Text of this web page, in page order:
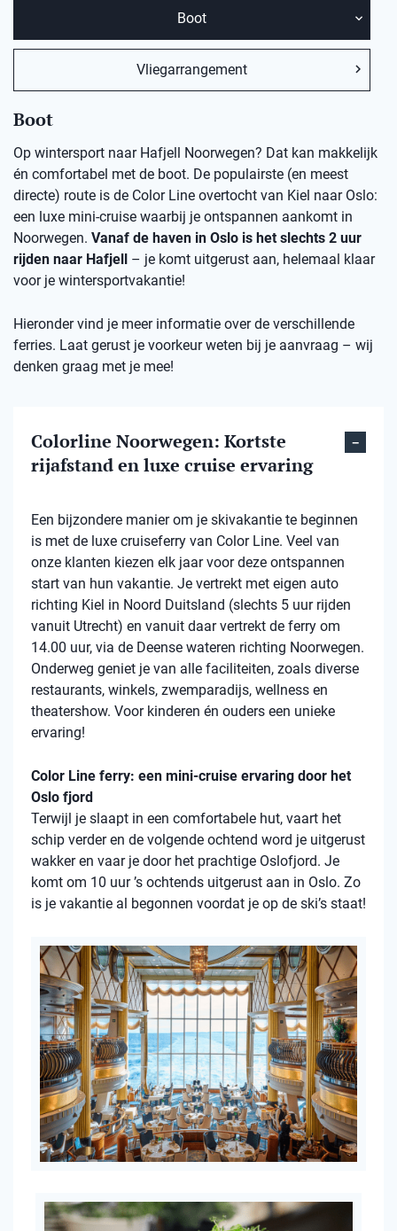
Boot
Vliegarrangement
Boot
Op wintersport naar Hafjell Noorwegen? Dat kan makkelijk
én comfortabel met de boot. De populairste (en meest
directe) route is de Color Line overtocht van Kiel naar Oslo:
een luxe mini-cruise waarbij je ontspannen aankomt in
Noorwegen. Vanaf de haven in Oslo is het slechts 2 uur
rijden naar Hafjell – je komt uitgerust aan, helemaal klaar
voor je wintersportvakantie!
Hieronder vind je meer informatie over de verschillende
ferries. Laat gerust je voorkeur weten bij je aanvraag – wij
denken graag met je mee!
Colorline Noorwegen: Kortste
rijafstand en luxe cruise ervaring
Een bijzondere manier om je skivakantie te beginnen
is met de luxe cruiseferry van Color Line. Veel van
onze klanten kiezen elk jaar voor deze ontspannen
start van hun vakantie. Je vertrekt met eigen auto
richting Kiel in Noord Duitsland (slechts 5 uur rijden
vanuit Utrecht) en vanuit daar vertrekt de ferry om
14.00 uur, via de Deense wateren richting Noorwegen.
Onderweg geniet je van alle faciliteiten, zoals diverse
restaurants, winkels, zwemparadijs, wellness en
theatershow. Voor kinderen én ouders een unieke
ervaring!
Color Line ferry: een mini-cruise ervaring door het
Oslo fjord
Terwijl je slaapt in een comfortabele hut, vaart het
schip verder en de volgende ochtend word je uitgerust
wakker en vaar je door het prachtige Oslofjord. Je
komt om 10 uur ’s ochtends uitgerust aan in Oslo. Zo
is je vakantie al begonnen voordat je op de ski’s staat!